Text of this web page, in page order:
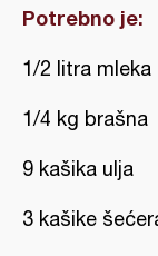
Potrebno je:
1/2 litra mleka
1/4 kg brašna
9 kašika ulja
3 kašike